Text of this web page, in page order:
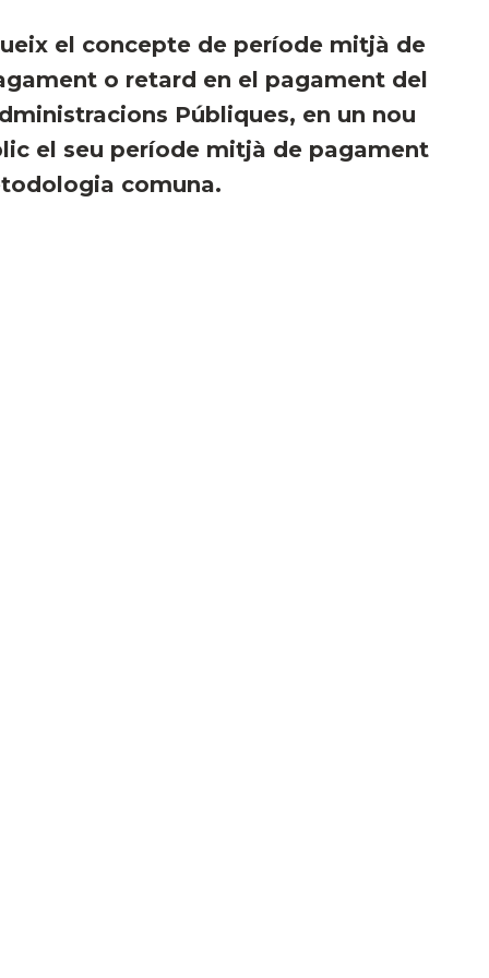
el concepte de període mitjà de
o retard en el pagament del
Públiques, en un nou
el seu període mitjà de pagament
comuna.